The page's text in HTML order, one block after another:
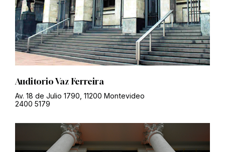
Auditorio Vaz Ferreira
Av. 18 de Julio 1790, 11200 Montevideo
2400 5179